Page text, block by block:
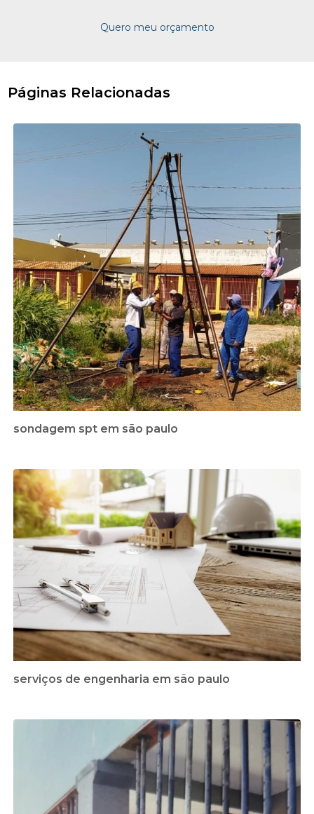
Quero meu orçamento
Páginas Relacionadas
sondagem spt em são paulo
serviços de engenharia em são paulo